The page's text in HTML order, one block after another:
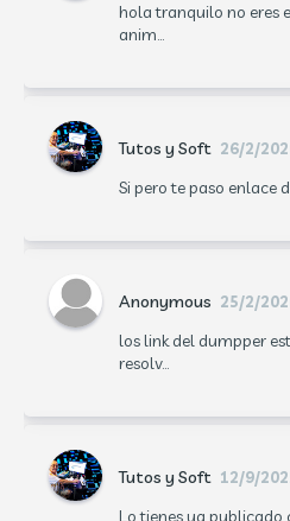
hola tranquilo no eres
anim...
Tutos y Soft 26/2/
Si pero te paso enlace
Anonymous 25/2/
los link del dumpper
resolv...
Tutos y Soft 12/9/
Lo tienes ya publicado